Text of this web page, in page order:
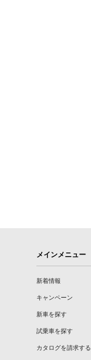
メインメニュー
新着情報
キャンペーン
新車を探す
試乗車を探す
カタログを請求する